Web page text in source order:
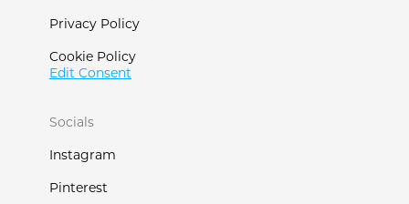
Privacy Policy
Cookie Policy
Edit Consent
Socials
Instagram
Pinterest